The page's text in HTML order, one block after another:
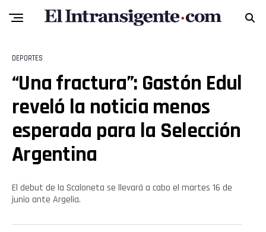
DEPORTES
“Una fractura”: Gastón Edul
reveló la noticia menos
esperada para la Selección
Argentina
El debut de la Scaloneta se llevará a cabo el martes 16 de
junio ante Argelia.
Pinterest
Email